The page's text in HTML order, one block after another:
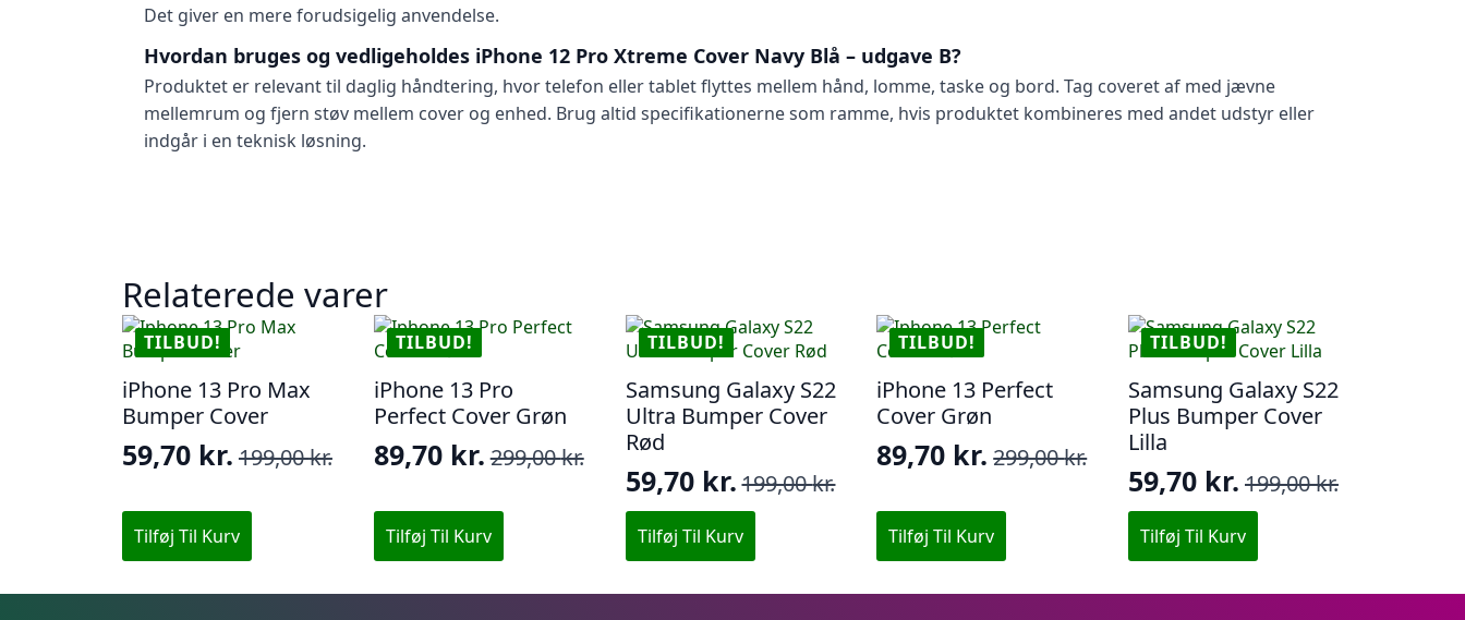
Det giver en mere forudsigelig anvendelse.
Hvordan bruges og vedligeholdes iPhone 12 Pro Xtreme Cover Navy Blå – udgave B?
Produktet er relevant til daglig håndtering, hvor telefon eller tablet flyttes mellem hånd, lomme, taske og bord. Tag coveret af med jævne
mellemrum og fjern støv mellem cover og enhed. Brug altid specifikationerne som ramme, hvis produktet kombineres med andet udstyr eller
indgår i en teknisk løsning.
Relaterede varer
TILBUD!
iPhone 13 Pro Max
Bumper Cover
199,00kr.
Den
oprindelige
pris
var:
199,00 kr..
59,70 kr.
Den
aktuelle
pris
er:
59,70 kr..
Tilføj Til Kurv
TILBUD!
iPhone 13 Pro
Perfect Cover Grøn
299,00kr.
Den
oprindelige
pris
var:
299,00 kr..
89,70 kr.
Den
aktuelle
pris
er:
89,70 kr..
Tilføj Til Kurv
TILBUD!
Samsung Galaxy S22
Ultra Bumper Cover
Rød
199,00kr.
Den
oprindelige
pris
var:
59,70 kr.
Den
aktuelle
pris
er:
Tilføj Til Kurv
TILBUD!
iPhone 13 Perfect
Cover Grøn
299,00kr.
Den
oprindelige
pris
var:
299,00 kr..
89,70 kr.
Den
aktuelle
pris
er:
89,70 kr..
Tilføj Til Kurv
TILBUD!
Samsung Galaxy S22
Plus Bumper Cover
Lilla
199,00kr.
Den
oprindelige
pris
var:
59,70 kr.
Den
aktuelle
pris
er:
Tilføj Til Kurv